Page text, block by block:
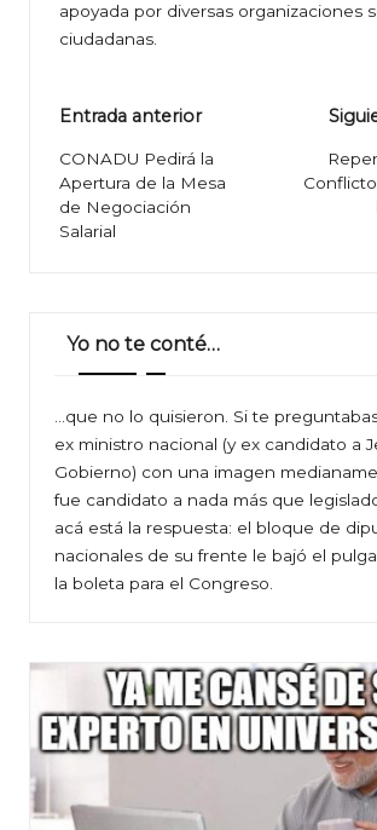
apoyada por diversas organizaciones
ciudadanas.
Navegación
de
entradas
Entrada anterior
CONADU Pedirá la
Apertura de la Mesa
de Negociación
Salarial
Yo no te conté…
…que no lo quisieron. Si te
ex ministro nacional (y ex candidato a
Gobierno) con una imagen
fue candidato a nada más que
acá está la respuesta: el bloque de
nacionales de su frente le bajó el
la boleta para el Congreso.